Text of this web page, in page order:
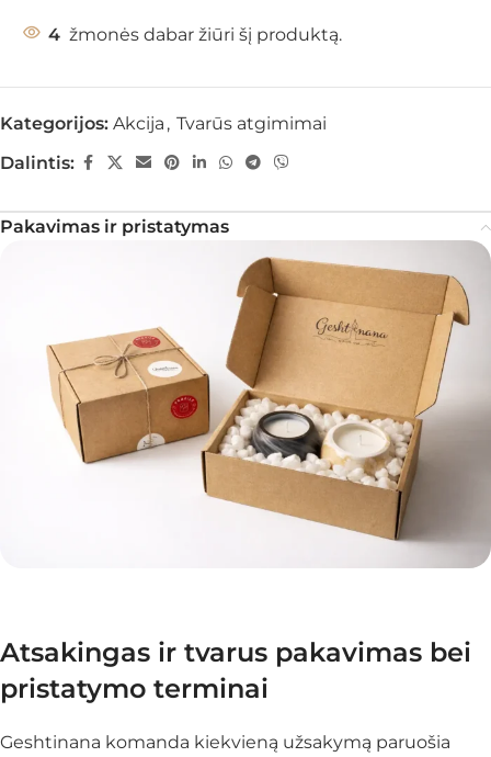
4 žmonės dabar žiūri šį produktą.
Kategorijos: Akcija , Tvarūs atgimimai
Dalintis:
Pakavimas ir pristatymas
Atsakingas ir tvarus pakavimas bei
pristatymo terminai
Geshtinana komanda kiekvieną užsakymą paruošia